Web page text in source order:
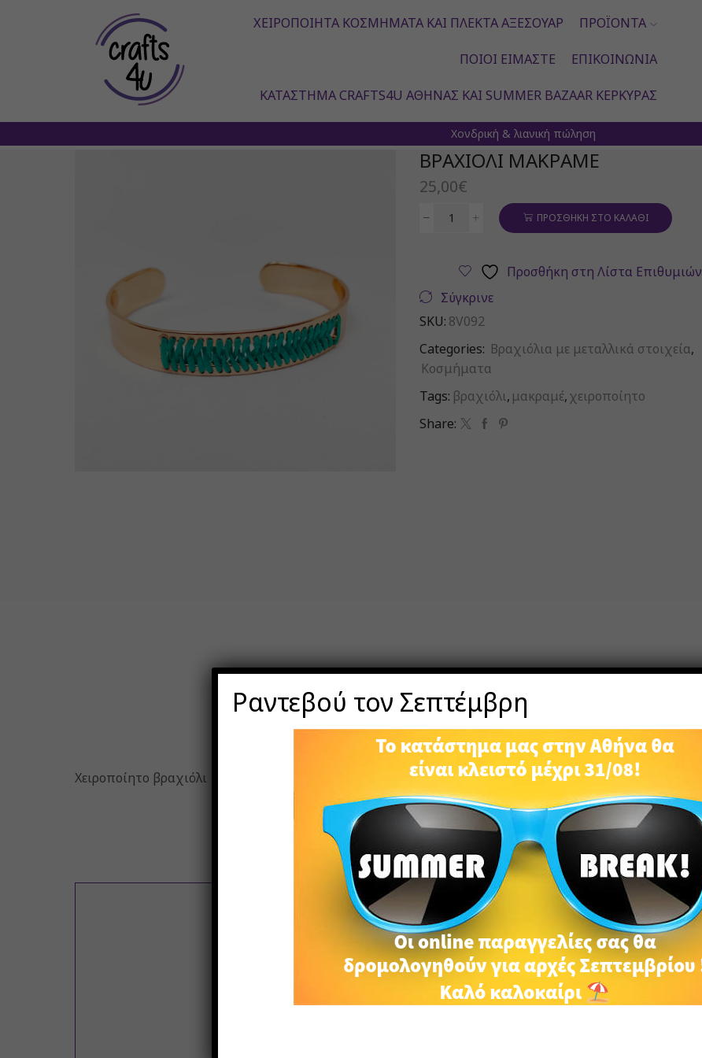
ΧΕΙΡΟΠΟΊΗΤΑ ΚΟΣΜΉΜΑΤΑ ΚΑΙ ΠΛΕΚΤΆ ΑΞΕΣΟΥΆΡ ΠΡΟΪΌΝΤΑ
ΠΟΙΟΙ ΕΊΜΑΣΤΕ ΕΠΙΚΟΙΝΩΝΊΑ
ΚΑΤΆΣΤΗΜΑ CRAFTS4U ΑΘΉΝΑΣ ΚΑΙ SUMMER BAZAAR ΚΈΡΚΥΡΑΣ
Χονδρική & λιανική πώληση
ΒΡΑΧΙΌΛΙ ΜΑΚΡΑΜΈ
25,00€
Βραχιόλι
ΠΡΟΣΘΉΚΗ ΣΤΟ ΚΑΛΆΘΙ
Προσθήκη στη Λίστα Επιθυμιών
Σύγκρινε
SKU: 8V092
Categories: Βραχιόλια με μεταλλικά στοιχεία,
Κοσμήματα
Tags: βραχιόλι, μακραμέ,χειροποίητο
Share:
ΠΕΡΙΓΡΑΦΉ
Χειροποίητο βραχιόλι με την τεχνική μακραμέ
RELATED PRODUCTS
ΔΙΑΘΈΣΙΜΟ
ΔΙΑΘΈΣΙΜΟ
ΠΑΡΑΓΓΕΛΊΑΣ
Ραντεβού τον Σεπτέμβρη